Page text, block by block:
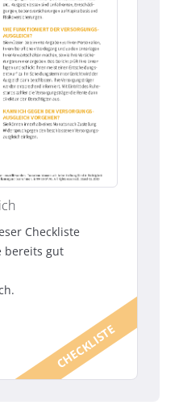
CHECKLISTE
Checkliste
bereits gut